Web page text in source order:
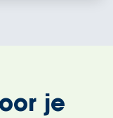
je